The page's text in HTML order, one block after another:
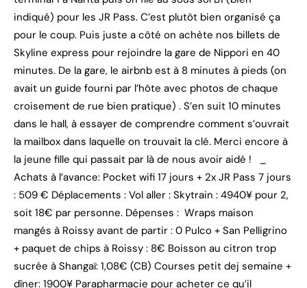
indiqué) pour les JR Pass. C’est plutôt bien organisé ça
pour le coup. Puis juste a côté on achète nos billets de
Skyline express pour rejoindre la gare de Nippori en 40
minutes. De la gare, le airbnb est à 8 minutes à pieds (on
avait un guide fourni par l’hôte avec photos de chaque
croisement de rue bien pratique) . S’en suit 10 minutes
dans le hall, à essayer de comprendre comment s’ouvrait
la mailbox dans laquelle on trouvait la clé. Merci encore à
la jeune fille qui passait par là de nous avoir aidé ! _
Achats à l’avance: Pocket wifi 17 jours + 2x JR Pass 7 jours
: 509 € Déplacements : Vol aller : Skytrain : 4940¥ pour 2,
soit 18€ par personne. Dépenses : Wraps maison
mangés à Roissy avant de partir : 0 Pulco + San Pelligrino
+ paquet de chips à Roissy : 8€ Boisson au citron trop
sucrée à Shangaï: 1,08€ (CB) Courses petit dej semaine +
dîner: 1900¥ Parapharmacie pour acheter ce qu’il